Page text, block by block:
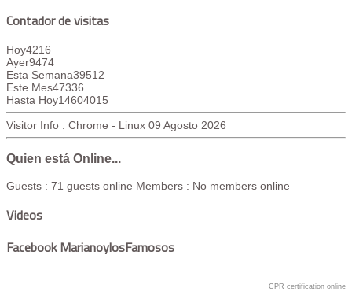
Contador de visitas
Hoy4216
Ayer9474
Esta Semana39512
Este Mes47336
Hasta Hoy14604015
Visitor Info : Chrome - Linux 09 Agosto 2026
Quien está Online...
Guests : 71 guests online Members : No members online
Videos
Facebook MarianoylosFamosos
CPR certification online